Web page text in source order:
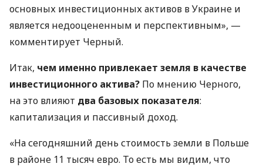
основных инвестиционных активов в Украине и
является недооцененным и перспективным», —
комментирует Черный.
Итак, чем именно привлекает земля в качестве
инвестиционного актива? По мнению Черного,
на это влияют два базовых показателя:
капитализация и пассивный доход.
«На сегодняшний день стоимость земли в Польше
в районе 11 тысяч евро. То есть мы видим, что